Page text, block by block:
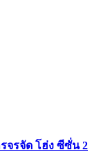
จรจัด โฮ่ง ซีซั่น 2